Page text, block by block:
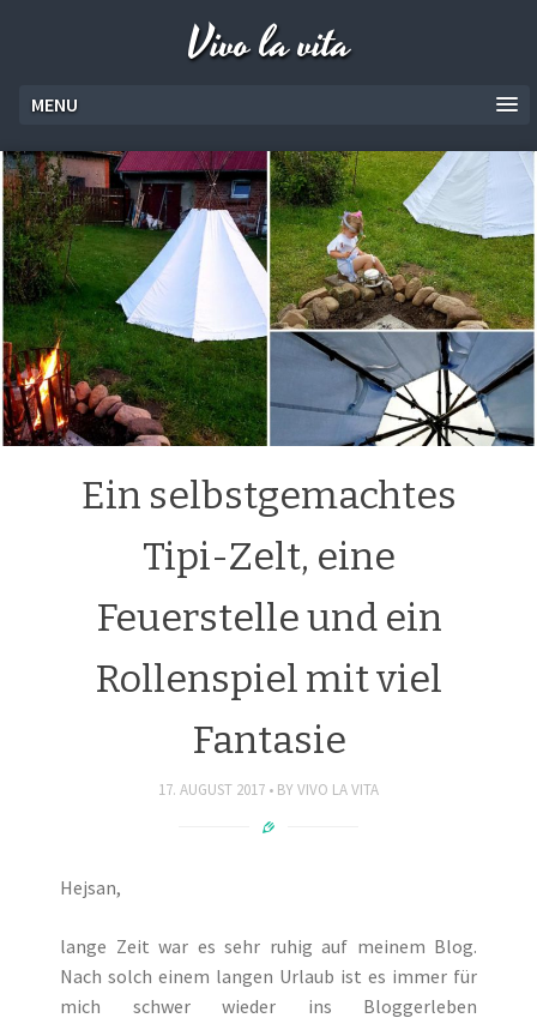
Vivo la vita
MENU
Ein selbstgemachtes
Tipi-Zelt, eine
Feuerstelle und ein
Rollenspiel mit viel
Fantasie
17. AUGUST 2017 BY VIVO LA VITA
Hejsan,
lange Zeit war es sehr ruhig auf meinem Blog.
Nach solch einem langen Urlaub ist es immer für
mich schwer wieder ins Bloggerleben